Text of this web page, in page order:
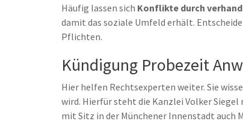
Häufig lassen sich Konflikte durch
damit das soziale Umfeld erhält.
Pflichten.
Kündigung Probezeit
Hier helfen Rechtsexperten weiter. Sie
wird. Hierfür steht die Kanzlei Volker
mit Sitz in der Münchener Innenstadt auch